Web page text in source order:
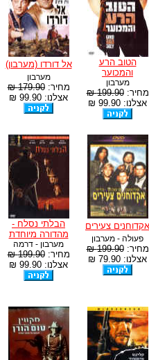
הטוב הרע
והמכוער
מערבון
מחיר:199.90 ₪
אצלנו: 99.90 ₪
אל דורדו (מערבון)
מערבון
מחיר:179.90 ₪
אצלנו: 99.90 ₪
אקדוחנים צעירים
פעולה - מערבון
מחיר:199.90 ₪
אצלנו: 79.90 ₪
הבלתי נסלח -
מהדורה מיוחדת
מערבון - דרמה
מחיר:199.90 ₪
אצלנו: 99.90 ₪